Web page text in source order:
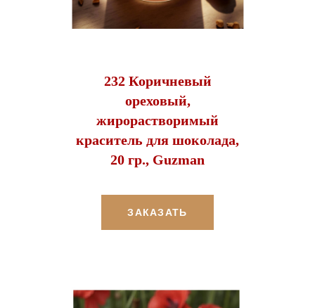
232 Коричневый
ореховый,
жирорастворимый
краситель для шоколада,
20 гр., Guzman
ЗАКАЗАТЬ